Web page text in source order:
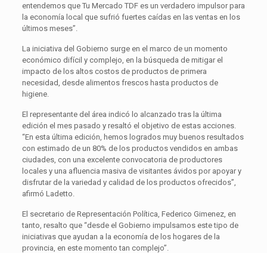
entendemos que Tu Mercado TDF es un verdadero impulsor para
la economía local que sufrió fuertes caídas en las ventas en los
últimos meses”.
La iniciativa del Gobierno surge en el marco de un momento
económico difícil y complejo, en la búsqueda de mitigar el
impacto de los altos costos de productos de primera
necesidad, desde alimentos frescos hasta productos de
higiene.
El representante del área indicó lo alcanzado tras la última
edición el mes pasado y resaltó el objetivo de estas acciones.
“En esta última edición, hemos logrados muy buenos resultados
con estimado de un 80% de los productos vendidos en ambas
ciudades, con una excelente convocatoria de productores
locales y una afluencia masiva de visitantes ávidos por apoyar y
disfrutar de la variedad y calidad de los productos ofrecidos”,
afirmó Ladetto.
El secretario de Representación Política, Federico Gimenez, en
tanto, resalto que “desde el Gobierno impulsamos este tipo de
iniciativas que ayudan a la economía de los hogares de la
provincia, en este momento tan complejo”.